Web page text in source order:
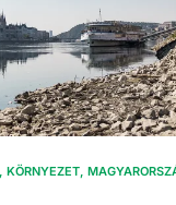
KÖRNYEZET